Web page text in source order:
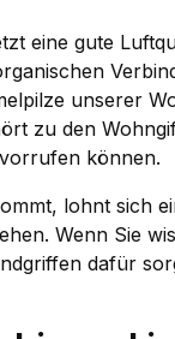
eine gute
unserer
zu den
können.
lohnt sich
Wenn Sie
dafür